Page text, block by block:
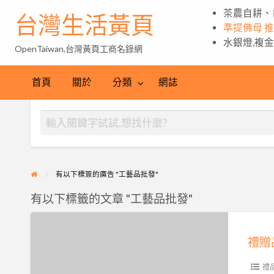
台灣生活黃頁
OpenTaiwan,台灣黃頁工商名錄網
茶農自耕、
準提佛母
水銀燈,複
首頁 關於 分類 網誌
有以下標簽的廣告 "工藝品批發"
有以下標籤的文章 "工藝品批發"
禮